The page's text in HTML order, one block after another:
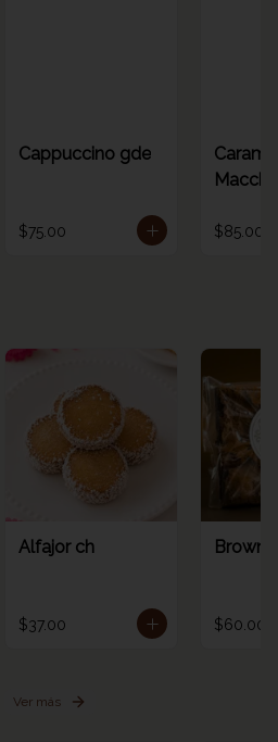
Cappuccino gde
$75.00 $85.00
Alfajor ch
$37.00
Brownie
$60.00
Ver más